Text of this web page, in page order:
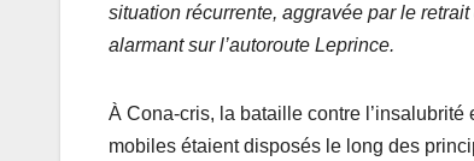
situation récurrente, aggravée par le
alarmant sur l’autoroute Leprince.
À Cona-cris, la bataille contre
mobiles étaient disposés le long des